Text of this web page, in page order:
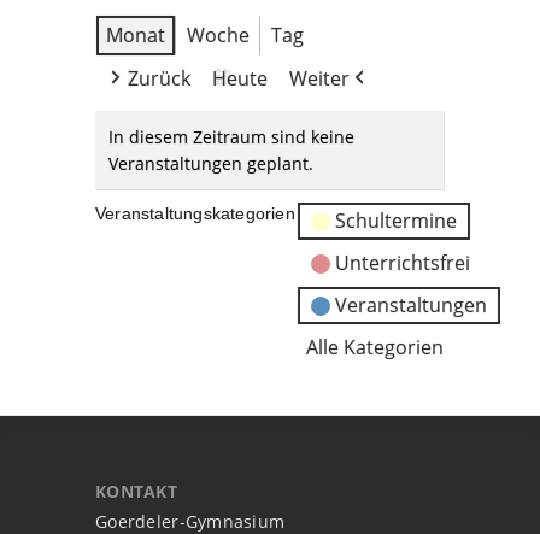
Monat
Woche
Tag
Zurück
Heute Weiter
In diesem Zeitraum sind keine
Veranstaltungen geplant.
Veranstaltungskategorien
Schultermine
Unterrichtsfrei
Veranstaltungen
Alle Kategorien
KONTAKT
Goerdeler-Gymnasium